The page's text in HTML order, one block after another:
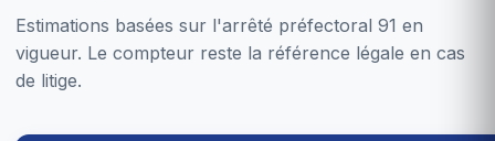
Estimations basées sur l'arrêté préfectoral 91 en
vigueur. Le compteur reste la référence légale en cas
de litige.